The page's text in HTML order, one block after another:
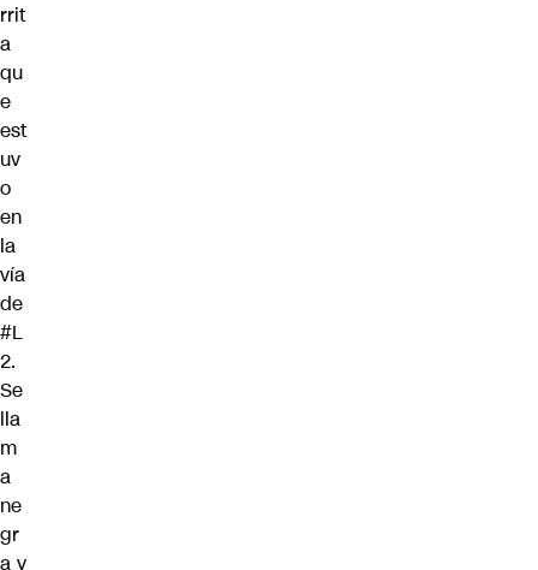
rrit
a
qu
e
est
uv
o
en
la
vía
de
#L
2.
Se
lla
m
a
ne
gr
a y